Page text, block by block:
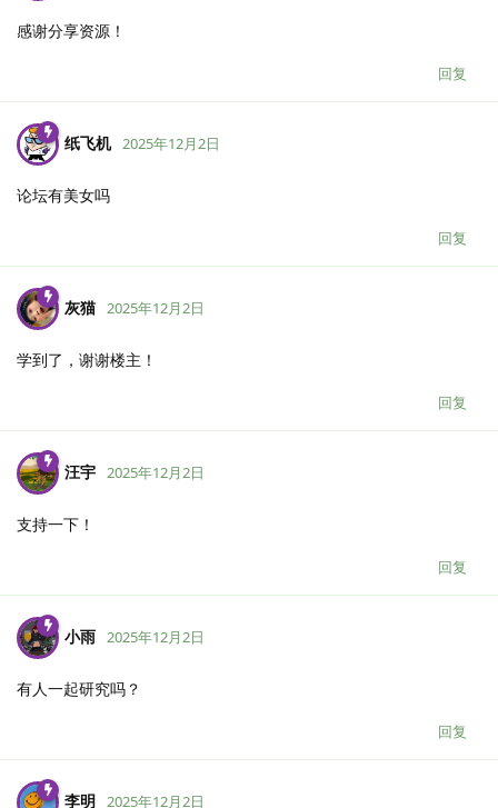
感谢分享资源！
回复
纸飞机 2025年12月2日
论坛有美女吗
回复
灰猫 2025年12月2日
学到了，谢谢楼主！
回复
汪宇 2025年12月2日
支持一下！
回复
小雨 2025年12月2日
有人一起研究吗？
回复
李明 2025年12月2日